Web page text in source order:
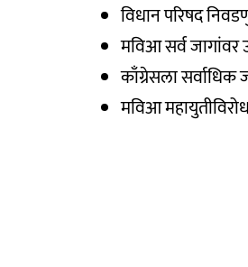
विधान परिषद
मविआ सर्व जागांवर
काँग्रेसला सर्वाधिक
मविआ